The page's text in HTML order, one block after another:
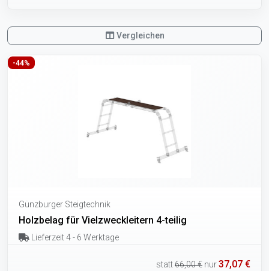
Vergleichen
-44%
Günzburger Steigtechnik
Holzbelag für Vielzweckleitern 4-teilig
Lieferzeit 4 - 6 Werktage
statt66,00 € nur37,07 €